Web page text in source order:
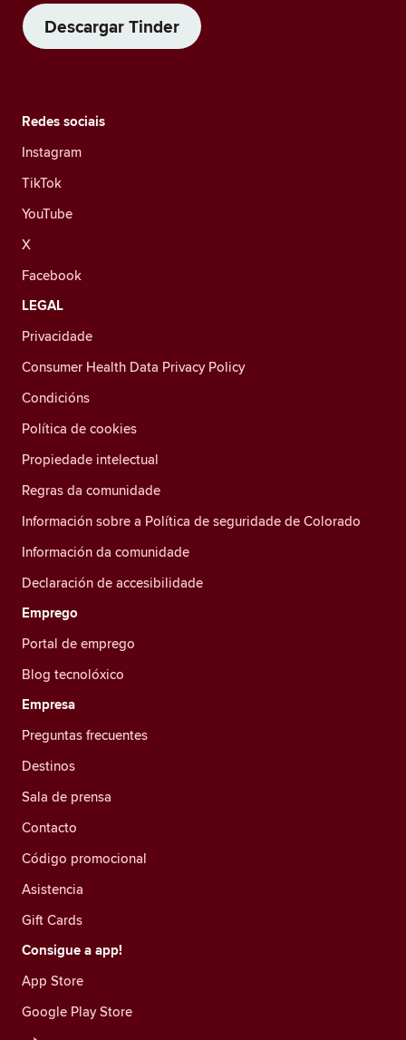
Descargar Tinder
Redes sociais
Instagram
TikTok
YouTube
X
Facebook
LEGAL
Privacidade
Consumer Health Data Privacy Policy
Condicións
Política de cookies
Propiedade intelectual
Regras da comunidade
Información sobre a Política de seguridade de Colorado
Información da comunidade
Declaración de accesibilidade
Emprego
Portal de emprego
Blog tecnolóxico
Empresa
Preguntas frecuentes
Destinos
Sala de prensa
Contacto
Código promocional
Asistencia
Gift Cards
Consigue a app!
App Store
Google Play Store